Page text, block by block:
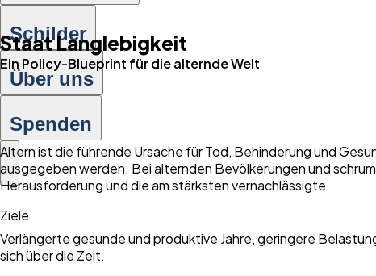
Schilder
Über uns
Spenden
Staat Langlebigkeit
Ein Policy-Blueprint für die alternde Welt
Altern ist die führende Ursache für Tod, Behinderung und
ausgegeben werden. Bei alternden Bevölkerungen und
Herausforderung und die am stärksten vernachlässigte.
Ziele
Verlängerte gesunde und produktive Jahre, geringere
sich über die Zeit.